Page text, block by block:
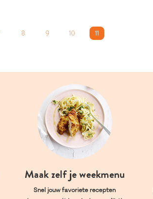
8 9 10 11
Maak zelf je weekmenu
Snel jouw favoriete recepten